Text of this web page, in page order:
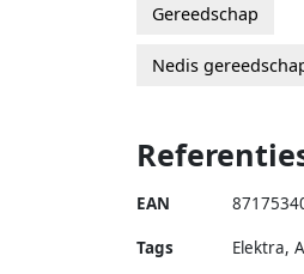
Gereedschap
Nedis
EAN
Tags
Elektra,